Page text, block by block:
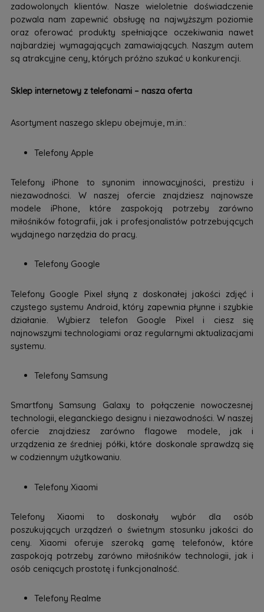
zadowolonych klientów. Nasze wieloletnie doświadczenie
pozwala nam zapewnić obsługę na najwyższym poziomie
oraz oferować produkty spełniające oczekiwania nawet
najbardziej wymagających zamawiających. Naszym autem
są atrakcyjne ceny, których próżno szukać u konkurencji.
Sklep internetowy z telefonami – nasza oferta
Asortyment naszego sklepu obejmuje, m.in.:
Telefony Apple
Telefony iPhone to synonim innowacyjności, prestiżu i
niezawodności. W naszej ofercie znajdziesz najnowsze
modele iPhone, które zaspokoją potrzeby zarówno
miłośników fotografii, jak i profesjonalistów potrzebujących
wydajnego narzędzia do pracy.
Telefony Google
Telefony Google Pixel słyną z doskonałej jakości zdjęć i
czystego systemu Android, który zapewnia płynne i szybkie
działanie. Wybierz telefon Google Pixel i ciesz się
najnowszymi technologiami oraz regularnymi aktualizacjami
systemu.
Telefony Samsung
Smartfony Samsung Galaxy to połączenie nowoczesnej
technologii, eleganckiego designu i niezawodności. W naszej
ofercie znajdziesz zarówno flagowe modele, jak i
urządzenia ze średniej półki, które doskonale sprawdzą się
w codziennym użytkowaniu.
Telefony Xiaomi
Telefony Xiaomi to doskonały wybór dla osób
poszukujących urządzeń o świetnym stosunku jakości do
ceny. Xiaomi oferuje szeroką gamę telefonów, które
zaspokoją potrzeby zarówno miłośników technologii, jak i
osób ceniących prostotę i funkcjonalność.
Telefony Realme